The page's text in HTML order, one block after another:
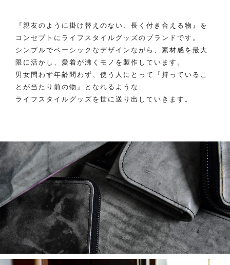
『親友のように掛け替えのない、長く付き合える物』を
コンセプトにライフスタイルグッズのブランドです。
シンプルでベーシックなデザインながら、素材感を最大
限に活かし、愛着が沸くモノを製作しています。
男女問わず年齢問わず、使う人にとって『持っているこ
とが当たり前の物』となれるような
ライフスタイルグッズを世に送り出していきます。